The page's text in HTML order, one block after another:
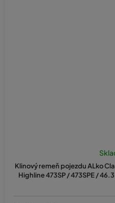
Klinový remeň pojezdu ALko
Highline 473SP / 473SPE /